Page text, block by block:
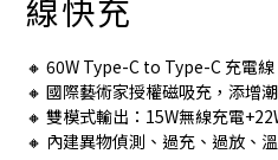
線快充
🔸 60W Type-C to Type-C 充電線
🔸 國際藝術家授權磁吸充，添增
🔸 雙模式輸出：15W無線充電
🔸 內建異物偵測、過充、過放、